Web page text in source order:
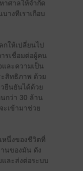
าศาลให้จำกัด
างทีเราเกือบ
ให้เปลี่ยนไป
รเชื่อมต่อผู้คน
ละความเป็น
สิทธิภาพ ด้วย
ยืนยันได้ด้วย
กว่า 30 ล้าน
ะเข้ามาช่วย
นึ่งของชีวิตที่
นของมัน ดัง
และส่งต่อระบบ